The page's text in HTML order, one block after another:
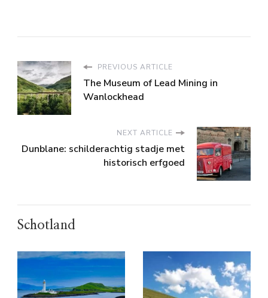
PREVIOUS ARTICLE
The Museum of Lead Mining in
Wanlockhead
NEXT ARTICLE
Dunblane: schilderachtig stadje met
historisch erfgoed
Schotland